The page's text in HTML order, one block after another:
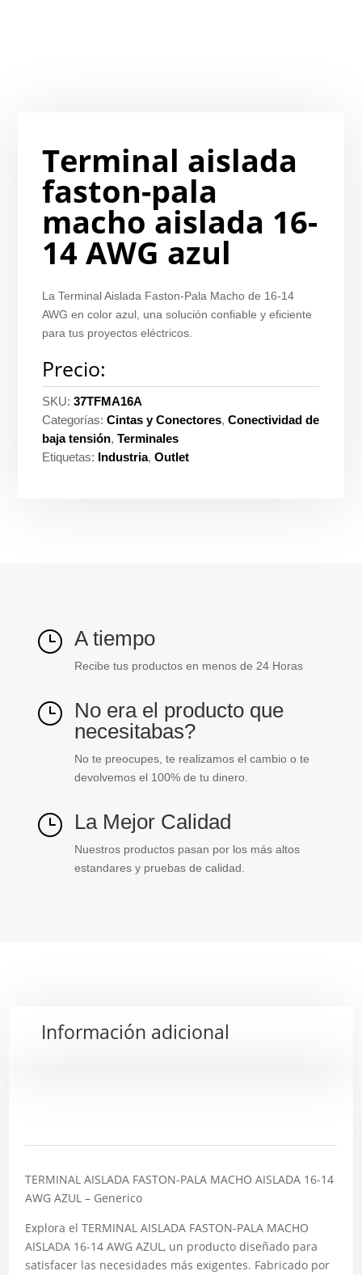
Terminal aislada
faston-pala
macho aislada 16-
14 AWG azul
La Terminal Aislada Faston-Pala Macho de 16-14
AWG en color azul, una solución confiable y eficiente
para tus proyectos eléctricos.
Precio:
SKU:37TFMA16A
Categorías:Cintas y Conectores,Conectividad de
baja tensión,Terminales
Etiquetas: Industria,Outlet
} A tiempo
Recibe tus productos en menos de 24 Horas
} No era el producto que
necesitabas?
No te preocupes, te realizamos el cambio o te
devolvemos el 100% de tu dinero.
} La Mejor Calidad
Nuestros productos pasan por los más altos
estandares y pruebas de calidad.
Información adicional
TERMINAL AISLADA FASTON-PALA MACHO AISLADA 16-14
AWG AZUL – Generico
Explora el TERMINAL AISLADA FASTON-PALA MACHO
AISLADA 16-14 AWG AZUL, un producto diseñado para
satisfacer las necesidades más exigentes. Fabricado por